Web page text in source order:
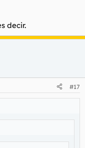
decir.
#17